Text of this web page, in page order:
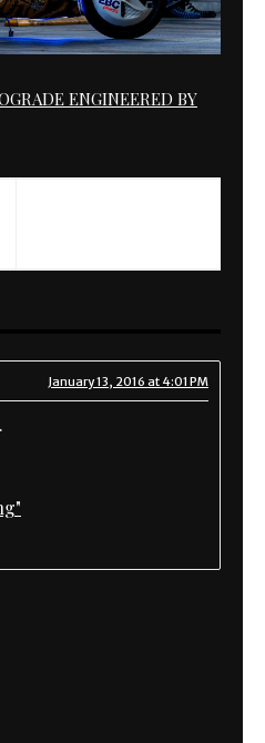
ENGINEERED BY
January 13, 2016 at 4:01 PM